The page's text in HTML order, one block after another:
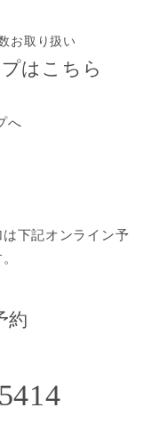
お取り扱い
はこちら
へ
下記オンライン予
約